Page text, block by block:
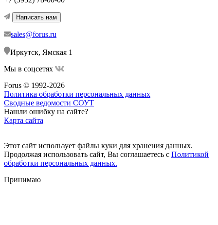
Написать нам
sales@forus.ru
Иркутск, Ямская 1
Мы в соцсетях
Forus © 1992-2026
Политика обработки персональных данных
Сводные ведомости СОУТ
Нашли ошибку на сайте?
Карта сайта
Этот сайт использует файлы куки для хранения данных.
Продолжая использовать сайт, Вы соглашаетесь с Политикой
обработки персональных данных.
Принимаю